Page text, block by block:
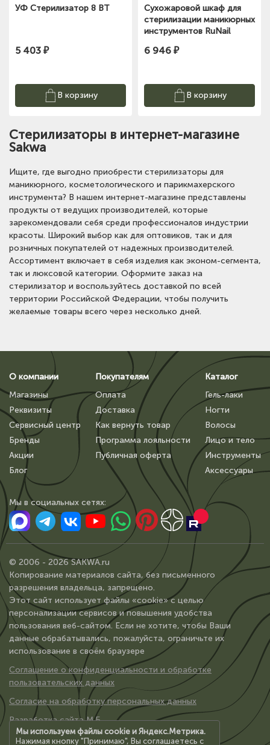
УФ Стерилизатор 8 ВТ
5 403 ₽
В корзину
Сухожаровой шкаф для
стерилизации маникюрных
инструментов RuNail
6 946 ₽
В корзину
Стерилизаторы в интернет-магазине
Sakwa
Ищите, где выгодно приобрести стерилизаторы для
маникюрного, косметологического и парикмахерского
инструмента? В нашем интернет-магазине представлены
продукты от ведущих производителей, которые
зарекомендовали себя среди профессионалов индустрии
красоты. Широкий выбор как для оптовиков, так и для
розничных покупателей от надежных производителей.
Ассортимент включает в себя изделия как эконом-сегмента,
так и люксовой категории. Оформите заказ на
стерилизатор и воспользуйтесь доставкой по всей
территории Российской Федерации, чтобы получить
желаемые товары всего через несколько дней.
О компании
Магазины
Реквизиты
Сервисный центр
Бренды
Акции
Блог
Покупателям
Оплата
Доставка
Как вернуть товар
Программа лояльности
Публичная оферта
Каталог
Гель-лаки
Ногти
Волосы
Лицо и тело
Инструменты
Аксессуары
Мы в сoциальных сетях:
© 2006 - 2026 SAKWA.ru
Копирование материалов сайта, без письменного
разрешения владельца, запрещено.
Этот сайт использует файлы «cookie» с целью
персонализации сервисов и повышения удобства
пользования веб-сайтом. Если не хотите, чтобы Ваши
данные обрабатывались, пожалуйста, ограничьте их
использование в своём браузере
Соглашение о конфиденциальности и обработке
пользовательских данных
Согласие на обработку персональных данных
Разработка сайта М.Б.
Мы используем файлы cookie и Яндекс.Метрика.
Нажимая кнопку "Принимаю", Вы соглашаетесь с